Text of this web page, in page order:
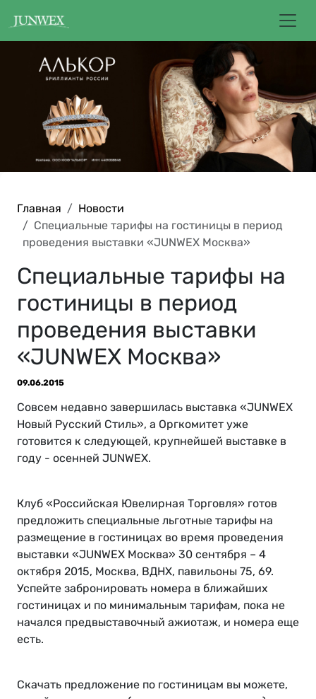
Главная
Новости
Специальные тарифы на гостиницы в период
проведения выставки «JUNWEX Москва»
Специальные тарифы на
гостиницы в период
проведения выставки
«JUNWEX Москва»
09.06.2015
Совсем недавно завершилась выставка «JUNWEX
Новый Русский Стиль», а Оргкомитет уже
готовится к следующей, крупнейшей выставке в
году - осенней JUNWEX.
Клуб «Российская Ювелирная Торговля» готов
предложить специальные льготные тарифы на
размещение в гостиницах во время проведения
выставки «JUNWEX Москва» 30 сентября – 4
октября 2015, Москва, ВДНХ, павильоны 75, 69.
Успейте забронировать номера в ближайших
гостиницах и по минимальным тарифам, пока не
начался предвыставочный ажиотаж, и номера еще
есть.
Скачать предложение по гостиницам вы можете,